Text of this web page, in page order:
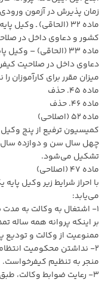
زمان پذیرش در آزمون
ماده ۳۲ (الحاقی) ـ
کشور و دعاوی داخل در
ماده ۳۳ (الحاقی) –
دعاوی داخل در صلاحیت
میزان مقرر برای کارآموزان را
ماده ۴۵. حذف
ماده ۴۶. حذف
ماده ۵۲ (اصلاحی)
کمیسیون ترفیع از پنج
چهل سال سن و دوازده سال
تشکیل می‌شود.
ماده ۴۷ (اصلاحی)
با احراز شرایط زیر وکیل
می‌یابد:
۱- اشتغال به وکالت به
بر اینکه پروانه همه ساله
ممنوعیت از وکالت و تودیع
۲- نداشتن محکومیت
منجر به تنظیم کیفرخواست.
۳- رعایت ضوابط وکالت، طبق قوانین و مقررات.